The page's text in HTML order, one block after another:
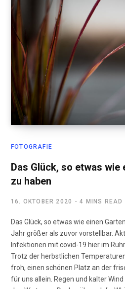
FOTOGRAFIE
Das Glück, so etwas wie
zu haben
16. OKTOBER 2020 4 MINS READ
Das Glück, so etwas wie einen
Jahr größer als zuvor vorstellbar.
Infektionen mit covid-19 hier im
Trotz der herbstlichen
froh, einen schönen Platz an der
für uns allein. Regen und kalter